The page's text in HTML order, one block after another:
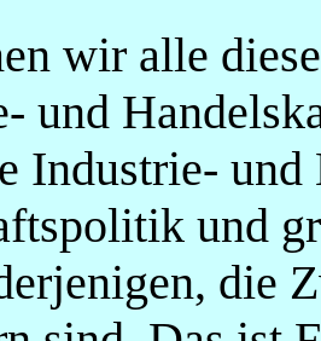
wir alle
und
Industrie-
und
die